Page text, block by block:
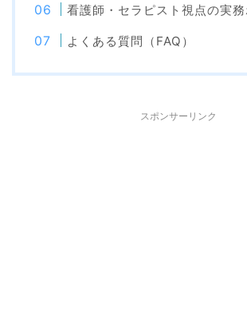
看護師・セラピスト視点の実務
よくある質問（FAQ）
スポンサーリンク